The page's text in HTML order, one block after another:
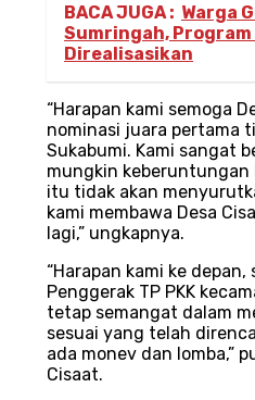
BACA JUGA : Warga
Sumringah, Program
Direalisasikan
“Harapan kami semoga
nominasi juara pertama
Sukabumi. Kami sangat
mungkin keberuntungan
itu tidak akan
kami membawa Desa
lagi,” ungkapnya.
“Harapan kami ke depan,
Penggerak TP PKK
tetap semangat dalam
sesuai yang telah
ada monev dan lomba,”
Cisaat.